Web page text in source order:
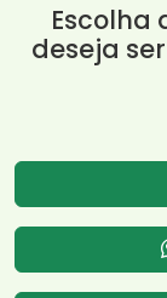
Escolha
deseja